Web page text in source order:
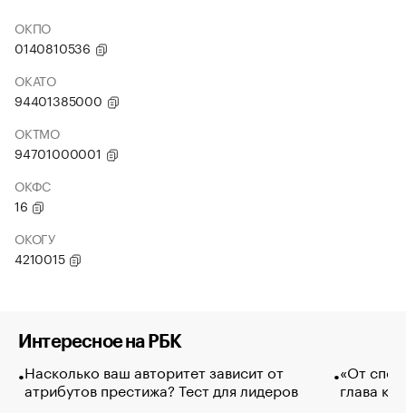
ОКПО
0140810536
ОКАТО
94401385000
ОКТМО
94701000001
ОКФС
16
ОКОГУ
4210015
Интересное на РБК
Насколько ваш авторитет зависит от
атрибутов престижа? Тест для лидеров
«От
глава